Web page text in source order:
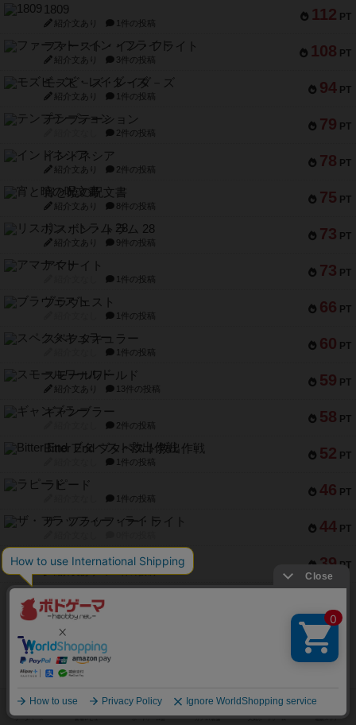
112 PT
1809
紹介文あり 1件の投稿
108 PT
ファースト・イン・フライト
紹介文あり 3件の投稿
94 PT
モズビ－ズ・レイダ－ズ
紹介文あり 1件の投稿
79 PT
テンプテーション
2件の投稿
78 PT
インドネシア
紹介文あり 2件の投稿
75 PT
宵と暁の呪文書
紹介文あり 8件の投稿
73 PT
リスボン・トラム 28
紹介文あり 9件の投稿
73 PT
アマナイト
1件の投稿
66 PT
ブラヴェスト
1件の投稿
60 PT
スペクタキュラー
1件の投稿
59 PT
スモールワールド
紹介文あり 13件の投稿
58 PT
ギャンブラー
2件の投稿
52 PT
Bitter End ブタペスト救出作戦
1件の投稿
46 PT
ラピード
1件の投稿
44 PT
ザ・フラッフィー・ライト
39 PT
ふたつの城の物語
※Apple、Apple のロゴ は、米国および他の国々で登録されたApple Inc.の商標です。
※App Store は、Apple Inc.のサービスマークです。
※Android は、グーグル インコーポレイテッドの商標または登録商標です。
※Google Play とそのロゴは、Google Inc.の商標または登録商標です。
ボドゲーマTOP